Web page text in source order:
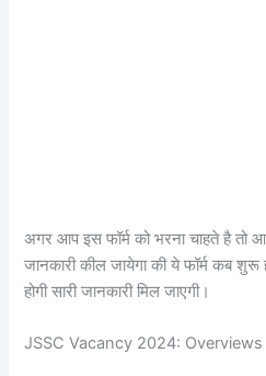
अगर आप इस फॉर्म को भरना चाहते है तो
जानकारी कील जायेगा की ये फॉर्म कब
होगी सारी जानकारी मिल जाएगी।
JSSC Vacancy 2024: Overviews